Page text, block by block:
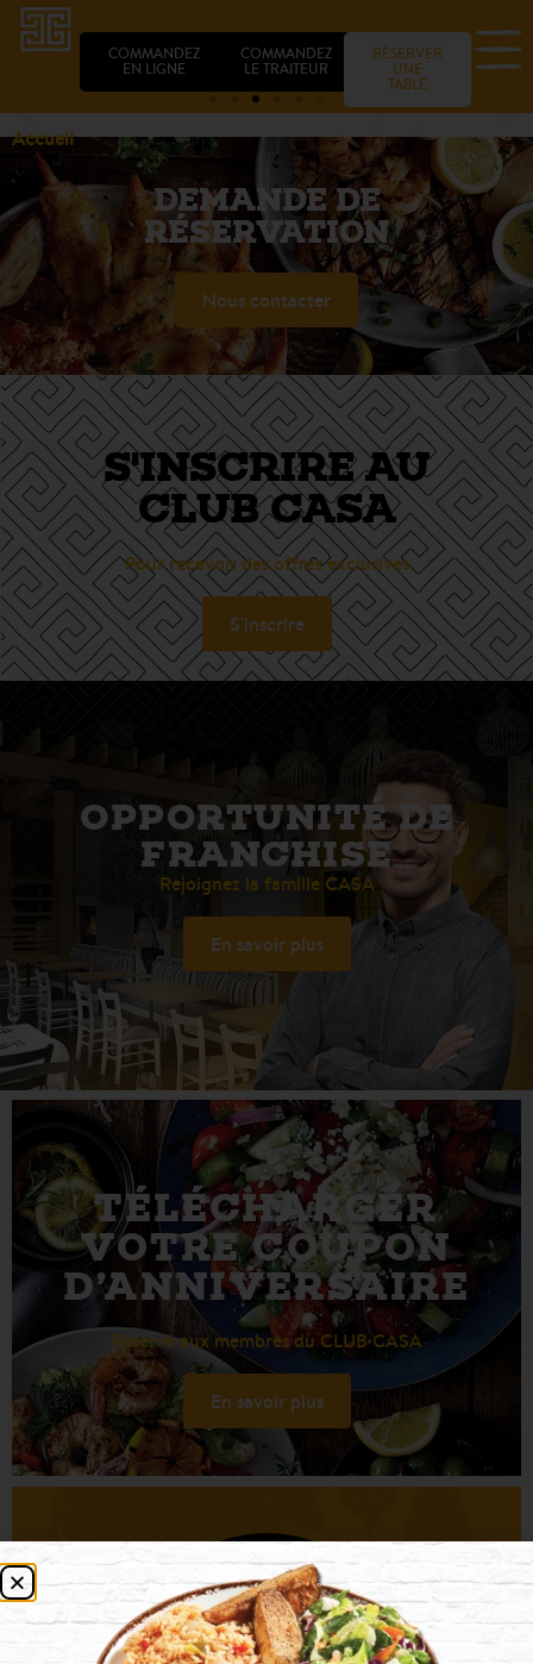
COMMANDEZ
EN LIGNE
COMMANDEZ
LE TRAITEUR
RÉSERVER
UNE
TABLE
Accueil
DEMANDE DE
RÉSERVATION
Nous contacter
S'INSCRIRE AU
CLUB CASA
Pour recevoir des offres exclusives
S'inscrire
OPPORTUNITÉ DE
FRANCHISE
Rejoignez la famille CASA
En savoir plus
TÉLÉCHARGER
VOTRE COUPON
D’ANNIVERSAIRE
Réservé aux membres du CLUB CASA
En savoir plus